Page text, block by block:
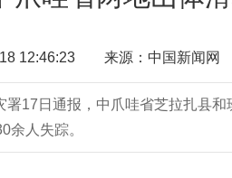
18 12:46:23 来源：中国新闻网
署17日通报，中爪哇省芝拉扎县
余人失踪。